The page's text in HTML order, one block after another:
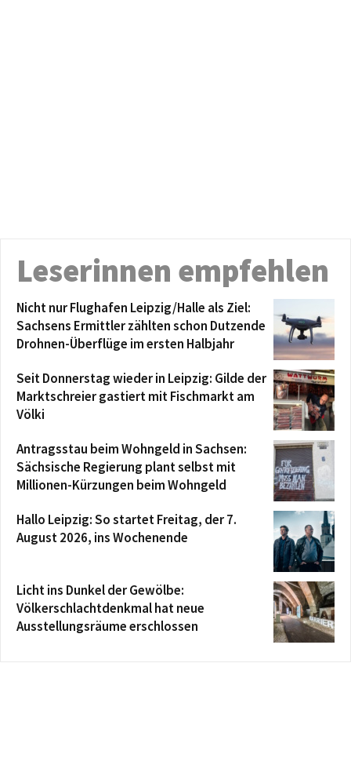
Leserinnen empfehlen
Nicht nur Flughafen Leipzig/Halle als Ziel:
Sachsens Ermittler zählten schon Dutzende
Drohnen-Überflüge im ersten Halbjahr
Seit Donnerstag wieder in Leipzig: Gilde der
Marktschreier gastiert mit Fischmarkt am
Völki
Antragsstau beim Wohngeld in Sachsen:
Sächsische Regierung plant selbst mit
Millionen-Kürzungen beim Wohngeld
Hallo Leipzig: So startet Freitag, der 7.
August 2026, ins Wochenende
Licht ins Dunkel der Gewölbe:
Völkerschlachtdenkmal hat neue
Ausstellungsräume erschlossen